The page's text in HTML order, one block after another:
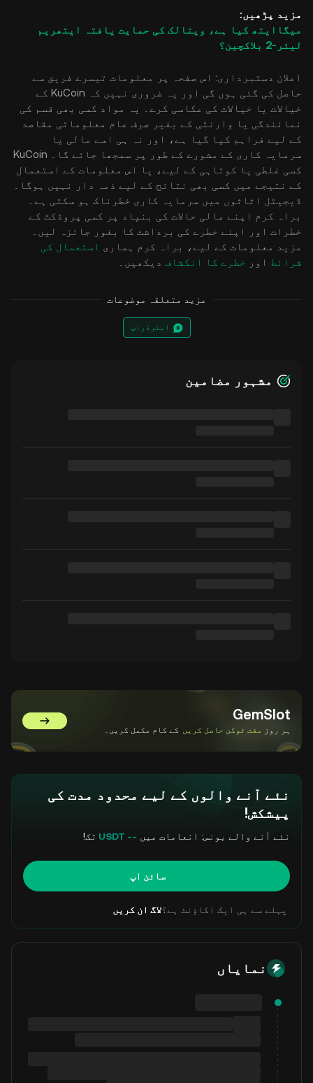
مزید پڑھیں:
میگاایتھ کیا ہے، ویتالک کی حمایت یافتہ ایتھریم
لیئر‑2 بلاکچین؟
اعلان دستبرداری: اس صفحہ پر معلومات تیسرے فریق سے
حاصل کی گئی ہوں گی اور یہ ضروری نہیں کہ KuCoin کے
خیالات یا خیالات کی عکاسی کرے۔ یہ مواد کسی بھی قسم کی
نمائندگی یا وارنٹی کے بغیر صرف عام معلوماتی مقاصد
کے لیے فراہم کیا گیا ہے، اور نہ ہی اسے مالی یا
سرمایہ کاری کے مشورے کے طور پر سمجھا جائے گا۔ KuCoin
کسی غلطی یا کوتاہی کے لیے، یا اس معلومات کے استعمال
کے نتیجے میں کسی بھی نتائج کے لیے ذمہ دار نہیں ہوگا۔
ڈیجیٹل اثاثوں میں سرمایہ کاری خطرناک ہو سکتی ہے۔
براہ کرم اپنے مالی حالات کی بنیاد پر کسی پروڈکٹ کے
خطرات اور اپنے خطرے کی برداشت کا بغور جائزہ لیں۔
مزید معلومات کے لیے، براہ کرم ہماری استعمال کی
شرائط اور خطرے کا انکشاف دیکھیں۔
مزید متعلقہ موضوعات
ایئرڈراپ
مشہور مضامین
GemSlot
ہر روز مفت ٹوکن حاصل کریں کے کام مکمل کریں۔ GemSlot پر جائیں۔
نئے آنے والوں کے لیے محدود مدت کی
پیشکش!
نئے آنے والے بونس: انعامات میں -- USDT تک!
سائن اپ
پہلے سے ہی ایک اکاؤنٹ ہے؟لاگ ان کریں
نمایاں